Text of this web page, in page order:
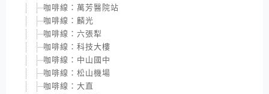
咖啡線：萬芳醫院站
咖啡線：麟光
咖啡線：六張犁
咖啡線：科技大樓
咖啡線：中山國中
咖啡線：松山機場
咖啡線：大直